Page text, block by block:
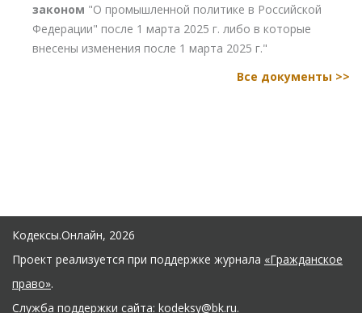
законом "О промышленной политике в Российской
Федерации" после 1 марта 2025 г. либо в которые
внесены изменения после 1 марта 2025 г."
Все документы >>
Кодексы.Онлайн, 2026
Проект реализуется при поддержке журнала «Гражданское
право».
Служба поддержки сайта: kodeksy@bk.ru.